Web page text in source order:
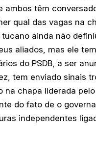
ambos têm
qual das vagas na
ainda não
aliados, mas ele
do PSDB, a ser
tem enviado sinais
chapa liderada
do fato de o
independentes